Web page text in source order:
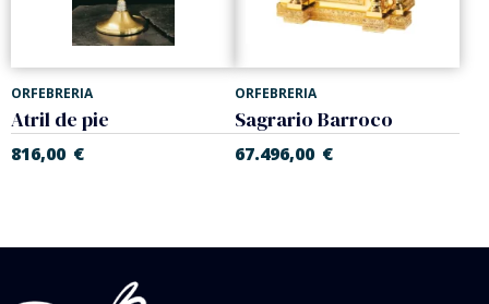
ORFEBRERIA
Atril de pie
816,00 €
ORFEBRERIA
Sagrario Barroco
67.496,00 €